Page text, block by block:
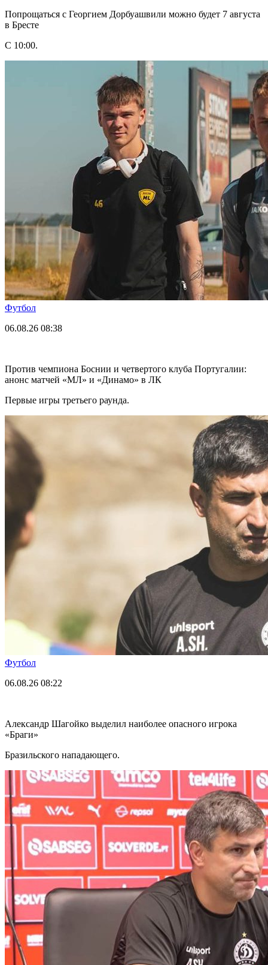
Попрощаться с Георгием Дорбуашвили можно будет 7 августа
в Бресте
С 10:00.
Футбол
06.08.26 08:38
Против чемпиона Боснии и четвертого клуба Португалии:
анонс матчей «МЛ» и «Динамо» в ЛК
Первые игры третьего раунда.
Футбол
06.08.26 08:22
Александр Шагойко выделил наиболее опасного игрока
«Браги»
Бразильского нападающего.